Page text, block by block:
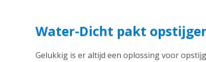
Water-Dicht pakt
Gelukkig is er altijd een oplossing voor